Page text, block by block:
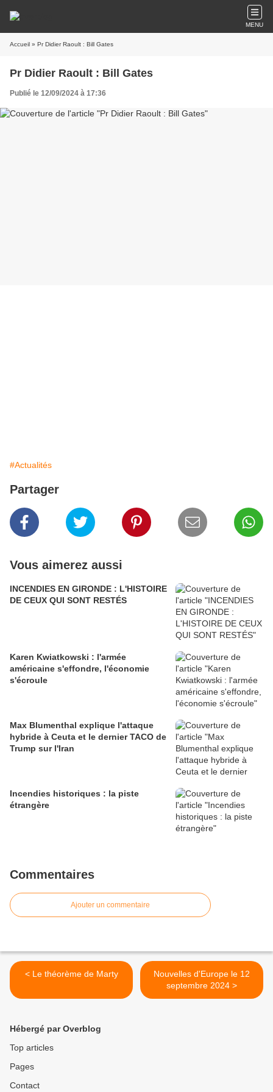
MENU
Accueil » Pr Didier Raoult : Bill Gates
Pr Didier Raoult : Bill Gates
Publié le 12/09/2024 à 17:36
#Actualités
Partager
Vous aimerez aussi
INCENDIES EN GIRONDE : L'HISTOIRE
DE CEUX QUI SONT RESTÉS
Karen Kwiatkowski : l'armée
américaine s'effondre, l'économie
s'écroule
Max Blumenthal explique l'attaque
hybride à Ceuta et le dernier TACO de
Trump sur l'Iran
Incendies historiques : la piste
étrangère
Commentaires
Ajouter un commentaire
< Le théorème de Marty
Nouvelles d'Europe le 12
septembre 2024 >
Hébergé par Overblog
Top articles
Pages
Contact